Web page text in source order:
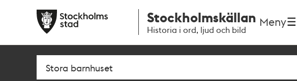
navigationen
huvudinnehållet
Stockholmskällan
Historia i ord, ljud och bild
Meny
Sök